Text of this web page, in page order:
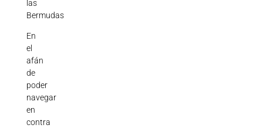
las
Bermudas
En
el
afán
de
poder
navegar
en
contra